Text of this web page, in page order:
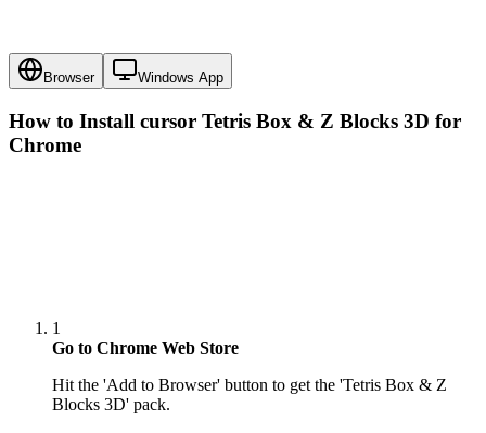
Browser Windows App
How to Install cursor Tetris Box & Z Blocks 3D for
Chrome
1
Go to Chrome Web Store
Hit the 'Add to Browser' button to get the 'Tetris Box & Z
Blocks 3D' pack.